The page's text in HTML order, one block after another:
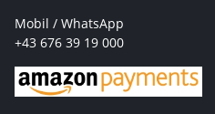
Mobil / WhatsApp
+43 676 39 19 000